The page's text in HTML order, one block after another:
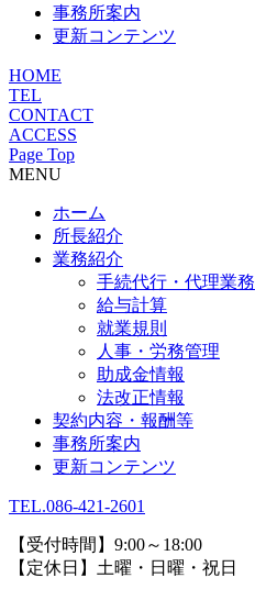
事務所案内
更新コンテンツ
HOME
TEL
CONTACT
ACCESS
Page Top
MENU
ホーム
所長紹介
業務紹介
手続代行・代理業務
給与計算
就業規則
人事・労務管理
助成金情報
法改正情報
契約内容・報酬等
事務所案内
更新コンテンツ
TEL.086-421-2601
【受付時間】9:00～18:00
【定休日】土曜・日曜・祝日